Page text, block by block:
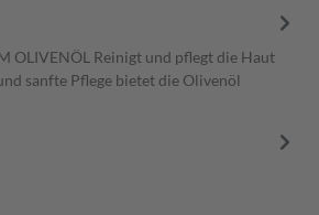
OLIVENÖL Reinigt und pflegt die Haut
sanfte Pflege bietet die Olivenöl